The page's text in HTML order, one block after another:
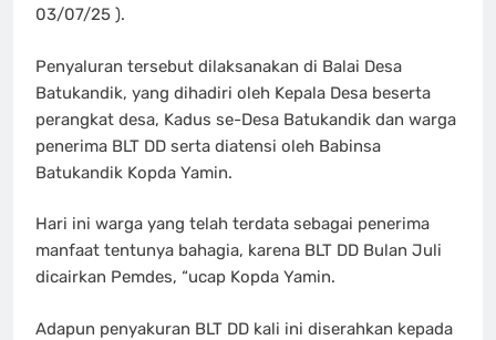
03/07/25 ).
Penyaluran tersebut dilaksanakan di Balai Desa
Batukandik, yang dihadiri oleh Kepala Desa beserta
perangkat desa, Kadus se-Desa Batukandik dan warga
penerima BLT DD serta diatensi oleh Babinsa
Batukandik Kopda Yamin.
Hari ini warga yang telah terdata sebagai penerima
manfaat tentunya bahagia, karena BLT DD Bulan Juli
dicairkan Pemdes, “ucap Kopda Yamin.
Adapun penyakuran BLT DD kali ini diserahkan kepada